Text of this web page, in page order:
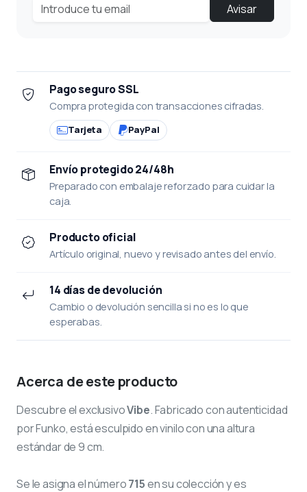
Avisar
Pago seguro SSL
Compra protegida con transacciones cifradas.
Tarjeta PayPal
Envío protegido 24/48h
Preparado con embalaje reforzado para cuidar la
caja.
Producto oficial
Artículo original, nuevo y revisado antes del envío.
14 días de devolución
Cambio o devolución sencilla si no es lo que
esperabas.
Acerca de este producto
Descubre el exclusivoVibe. Fabricado con autenticidad
por Funko, está esculpido en vinilo con una altura
estándar de 9 cm.
Se le asigna el número715en su colección y es